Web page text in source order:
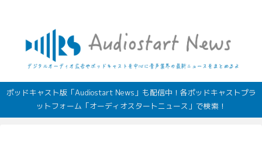
ポッドキャスト版「Audiostart News」も配信中！各ポッドキャストプラ
ットフォーム「オーディオスタートニュース」で検索！